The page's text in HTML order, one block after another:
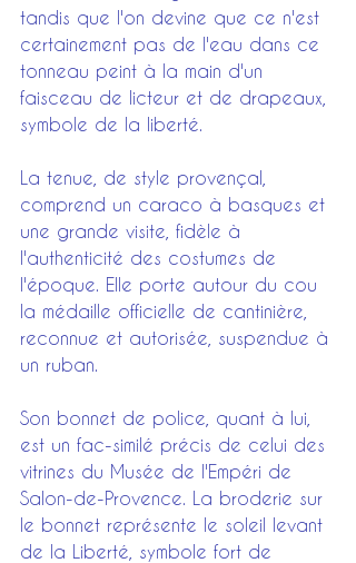
tandis que l'on devine que ce n'est
certainement pas de l'eau dans ce
tonneau peint à la main d'un
faisceau de licteur et de drapeaux,
symbole de la liberté.
La tenue, de style provençal,
comprend un caraco à basques et
une grande visite, fidèle à
l'authenticité des costumes de
l'époque. Elle porte autour du cou
la médaille officielle de cantinière,
reconnue et autorisée, suspendue à
un ruban.
Son bonnet de police, quant à lui,
est un fac-similé précis de celui des
vitrines du Musée de l'Empéri de
Salon-de-Provence. La broderie sur
le bonnet représente le soleil levant
de la Liberté, symbole fort de